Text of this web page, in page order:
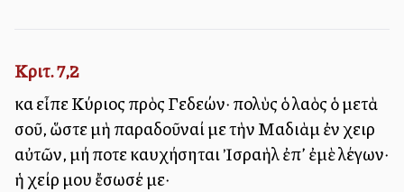
Κριτ. 7,2
καὶ εἶπε Κύριος πρὸς Γεδεών· πολὺς ὁ λαὸς ὁ μετὰ
σοῦ, ὥστε μὴ παραδοῦναί με τὴν Μαδιὰμ ἐν χειρὶ
αὐτῶν, μή ποτε καυχήσηται Ἰσραὴλ ἐπ’ ἐμὲ λέγων·
ἡ χείρ μου ἔσωσέ με·